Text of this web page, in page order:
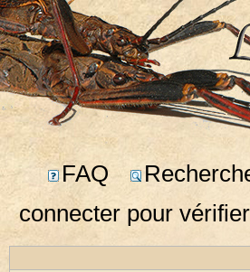
FAQ
connecter pour